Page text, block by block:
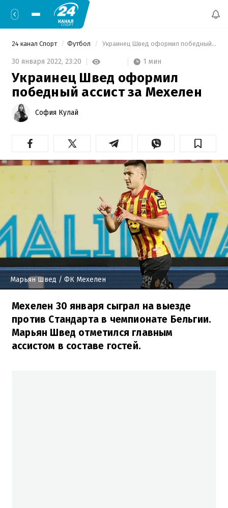
24 канал Спорт Футбол Украинец Швед оформил победный ассист за Мехелен
30 января 2022, 23:20 1 мин
Украинец Швед оформил
победный ассист за Мехелен
София Кулай
Марьян Швед / ФК Мехелен
Мехелен 30 января сыграл на выезде
против Стандарта в чемпионате Бельгии.
Марьян Швед отметился главным
ассистом в составе гостей.